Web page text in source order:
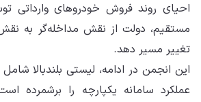
احیای روند فروش خودروهای وارداتی
مستقیم، دولت از نقش مداخله‌گر به
تغییر مسیر دهد.
این انجمن در ادامه، لیستی بلندبالا
عملکرد سامانه یکپارچه را برشمرده